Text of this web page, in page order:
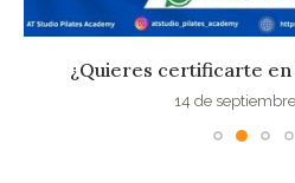
¿Quieres certificarte
14 de